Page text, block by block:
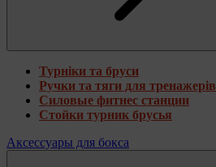
Турніки та бруси
Ручки та тяги для тренажерів
Силовые фитнес станции
Стойки турник брусья
Аксессуары для бокса